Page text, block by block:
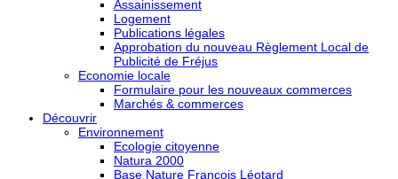
Assainissement
Logement
Publications légales
Approbation du nouveau Règlement Local de
Publicité de Fréjus
Economie locale
Formulaire pour les nouveaux commerces
Marchés & commerces
Découvrir
Environnement
Ecologie citoyenne
Natura 2000
Base Nature François Léotard